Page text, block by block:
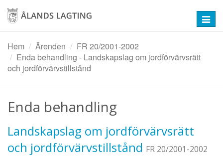
Hoppa
huvudinnehåll
Hem
Ärenden
FR 20/2001-2002
Enda behandling - Landskapslag om jordförvärvsrätt
och jordförvärvstillstånd
Enda behandling
Landskapslag om jordförvärvsrätt
och jordförvärvstillstånd FR 20/2001-2002